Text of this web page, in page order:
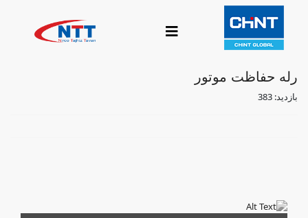
رله حفاظت موتور
بازدید: 383